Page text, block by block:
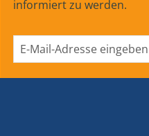
informiert zu werden.